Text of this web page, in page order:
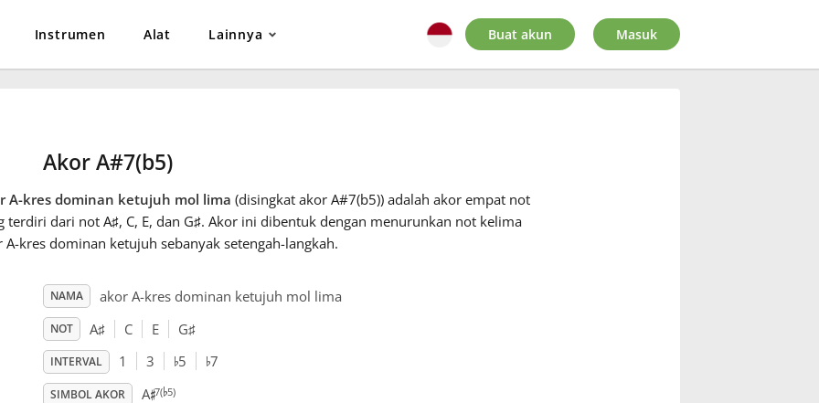
Instrumen Alat Lainnya Buat akun Masuk
Akor A#7(b5)
A-kres dominan ketujuh mol lima (disingkat akor A#7(b5)) adalah akor empat not
terdiri dari not A♯, C, E, dan G♯. Akor ini dibentuk dengan menurunkan not kelima
A-kres dominan ketujuh sebanyak setengah-langkah.
NAMA akor A-kres dominan ketujuh mol lima
NOT A♯ C E G♯
INTERVAL 1 3 ♭5 ♭7
SIMBOL AKOR A 7( 5)